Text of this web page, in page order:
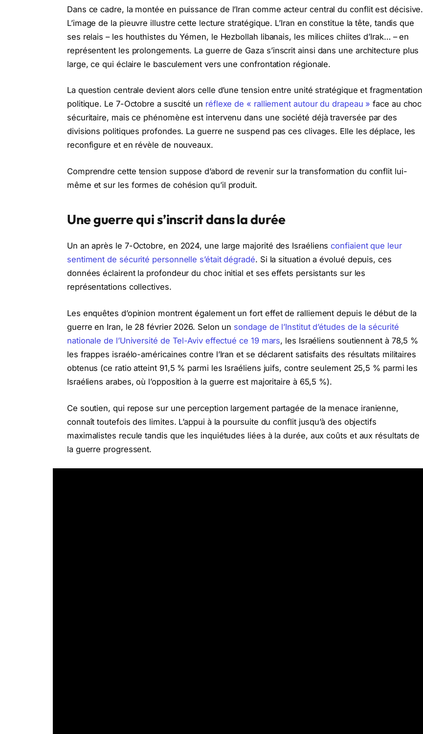
Dans ce cadre, la montée en puissance de l’Iran comme acteur central du conflit est décisive.
L’image de la pieuvre illustre cette lecture stratégique. L’Iran en constitue la tête, tandis que
ses relais – les houthistes du Yémen, le Hezbollah libanais, les milices chiites d’Irak… – en
représentent les prolongements. La guerre de Gaza s’inscrit ainsi dans une architecture plus
large, ce qui éclaire le basculement vers une confrontation régionale.
La question centrale devient alors celle d’une tension entre unité stratégique et fragmentation
politique. Le 7-Octobre a suscité un réflexe de « ralliement autour du drapeau » face au choc
sécuritaire, mais ce phénomène est intervenu dans une société déjà traversée par des
divisions politiques profondes. La guerre ne suspend pas ces clivages. Elle les déplace, les
reconfigure et en révèle de nouveaux.
Comprendre cette tension suppose d’abord de revenir sur la transformation du conflit lui-
même et sur les formes de cohésion qu’il produit.
Une guerre qui s’inscrit dans la durée
Un an après le 7-Octobre, en 2024, une large majorité des Israéliensconfiaient que leur
sentiment de sécurité personnelle s’était dégradé. Si la situation a évolué depuis, ces
données éclairent la profondeur du choc initial et ses effets persistants sur les
représentations collectives.
Les enquêtes d’opinion montrent également un fort effet de ralliement depuis le début de la
guerre en Iran, le 28 février 2026. Selon un sondage de l’Institut d’études de la sécurité
nationale de l’Université de Tel-Aviv effectué ce 19 mars, les Israéliens soutiennent à 78,5 %
les frappes israélo-américaines contre l’Iran et se déclarent satisfaits des résultats militaires
obtenus (ce ratio atteint 91,5 % parmi les Israéliens juifs, contre seulement 25,5 % parmi les
Israéliens arabes, où l’opposition à la guerre est majoritaire à 65,5 %).
Ce soutien, qui repose sur une perception largement partagée de la menace iranienne,
connaît toutefois des limites. L’appui à la poursuite du conflit jusqu’à des objectifs
maximalistes recule tandis que les inquiétudes liées à la durée, aux coûts et aux résultats de
la guerre progressent.